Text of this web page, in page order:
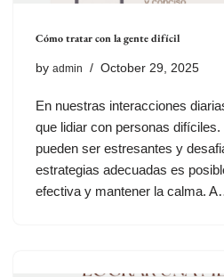
Cómo tratar con la gente difícil
by admin October 29, 2025
En nuestras interacciones
que lidiar con personas
pueden ser estresantes y
estrategias adecuadas es
efectiva y mantener la calma.